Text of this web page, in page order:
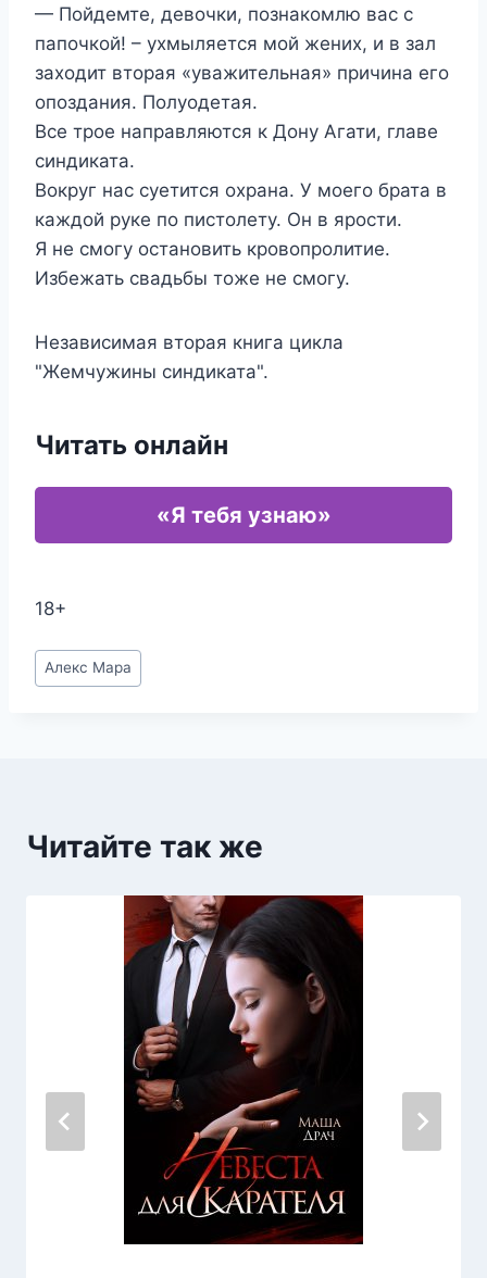
— Пойдемте, девочки, познакомлю вас с
папочкой! – ухмыляется мой жених, и в зал
заходит вторая «уважительная» причина его
опоздания. Полуодетая.
Все трое направляются к Дону Агати, главе
синдиката.
Вокруг нас суетится охрана. У моего брата в
каждой руке по пистолету. Он в ярости.
Я не смогу остановить кровопролитие.
Избежать свадьбы тоже не смогу.
Независимая вторая книга цикла
"Жемчужины синдиката".
Читать онлайн
«Я тебя узнаю»
18+
Метки
записи:
Алекс Мара
Читайте так же